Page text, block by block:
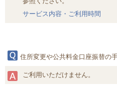
サービス内容・ご利用時間
住所変更や公共料金口座振替の
ご利用いただけません。